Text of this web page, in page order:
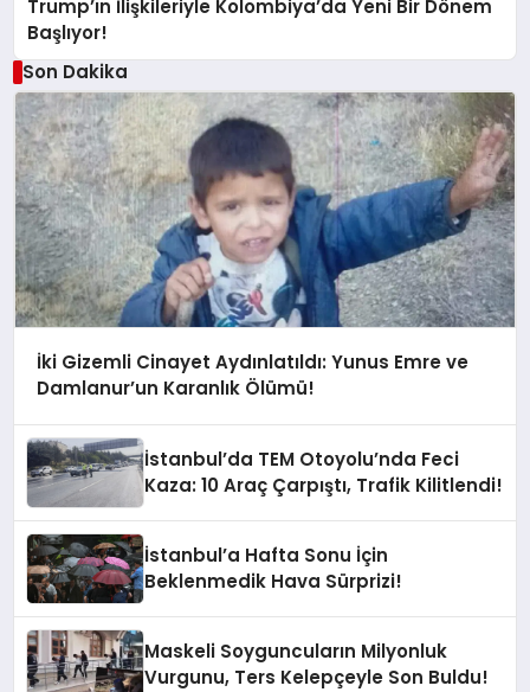
Trump’ın İlişkileriyle Kolombiya’da Yeni Bir Dönem
Başlıyor!
Son Dakika
İki Gizemli Cinayet Aydınlatıldı: Yunus Emre ve
Damlanur’un Karanlık Ölümü!
İstanbul’da TEM Otoyolu’nda Feci
Kaza: 10 Araç Çarpıştı, Trafik Kilitlendi!
İstanbul’a Hafta Sonu İçin
Beklenmedik Hava Sürprizi!
Maskeli Soyguncuların Milyonluk
Vurgunu, Ters Kelepçeyle Son Buldu!